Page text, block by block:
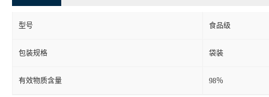
型号 食品级
包装规格 袋装
有效物质含量 98％